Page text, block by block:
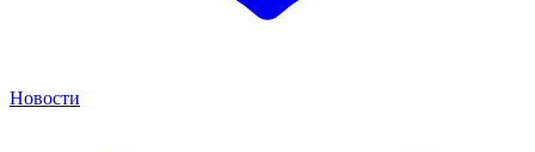
Новости